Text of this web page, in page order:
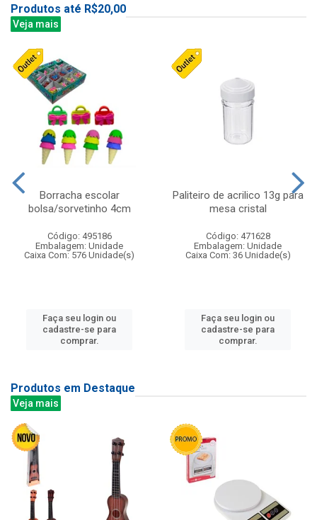
Produtos até R$20,00
Veja mais
Borracha escolar
bolsa/sorvetinho 4cm
Código: 495186
Embalagem: Unidade
Caixa Com: 576 Unidade(s)
Faça seu login ou
cadastre-se para
comprar.
Paliteiro de acrilico 13g para
mesa cristal
Código: 471628
Embalagem: Unidade
Caixa Com: 36 Unidade(s)
Faça seu login ou
cadastre-se para
comprar.
Produtos em Destaque
Veja mais